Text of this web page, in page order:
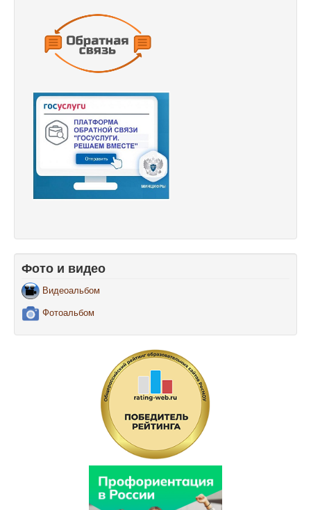
Фото и видео
Видеоальбом
Фотоальбом